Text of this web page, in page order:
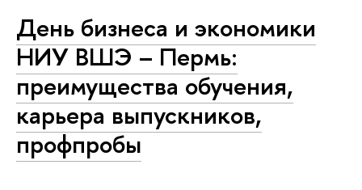
День бизнеса и экономики
НИУ ВШЭ – Пермь:
преимущества обучения,
карьера выпускников,
профпробы